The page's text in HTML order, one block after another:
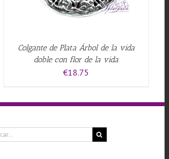
Colgante de Plata Árbol de la vida
doble con flor de la vida
€18.75